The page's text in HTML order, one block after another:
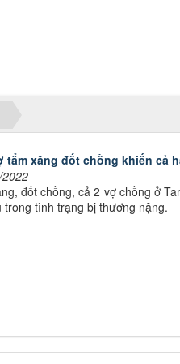
tẩm xăng đốt chồng khiến cả
đốt chồng, cả 2 vợ chồng ở
tình trạng bị thương nặng.